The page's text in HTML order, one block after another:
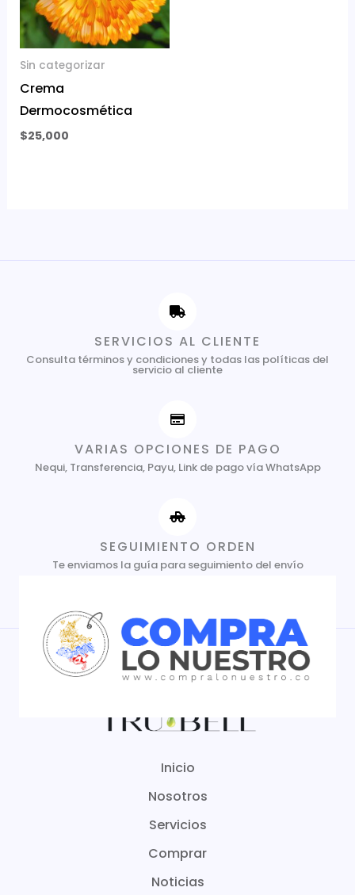
Sin categorizar
Crema
Dermocosmética
$25,000
SERVICIOS AL CLIENTE
Consulta términos y condiciones y todas las políticas del
servicio al cliente
VARIAS OPCIONES DE PAGO
Nequi, Transferencia, Payu, Link de pago vía WhatsApp
SEGUIMIENTO ORDEN
Te enviamos la guía para seguimiento del envío
Inicio
Nosotros
Servicios
Comprar
Noticias